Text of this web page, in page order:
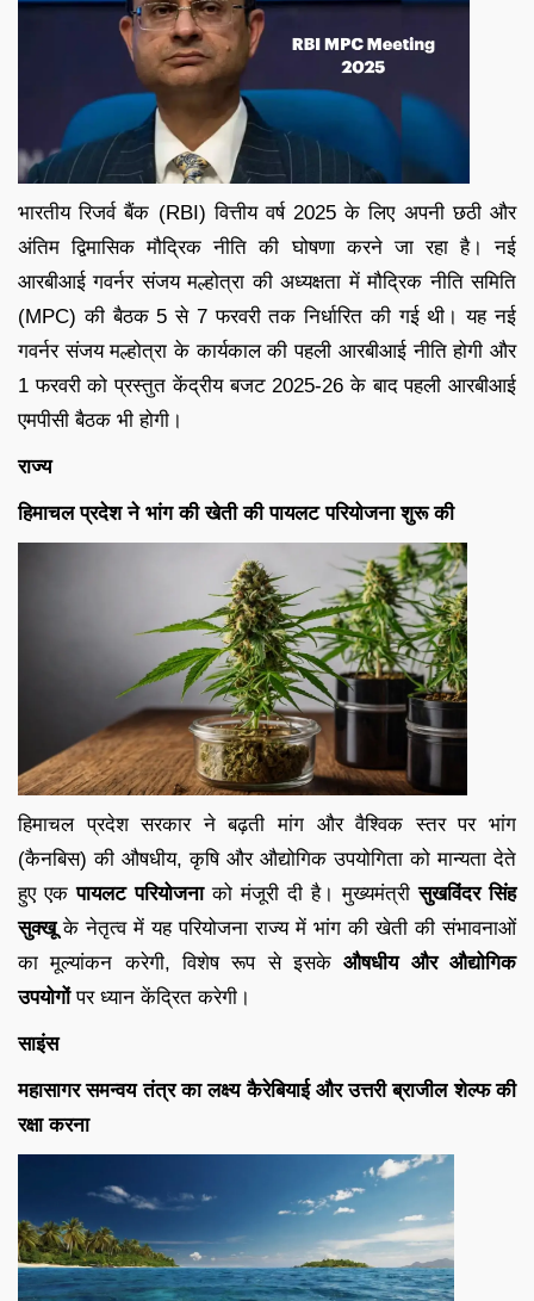
भारतीय रिजर्व बैंक (RBI) वित्तीय वर्ष 2025 के लिए अपनी छठी और
अंतिम द्विमासिक मौद्रिक नीति की घोषणा करने जा रहा है। नई
आरबीआई गवर्नर संजय मल्होत्रा की अध्यक्षता में मौद्रिक नीति समिति
(MPC) की बैठक 5 से 7 फरवरी तक निर्धारित की गई थी। यह नई
गवर्नर संजय मल्होत्रा के कार्यकाल की पहली आरबीआई नीति होगी और
1 फरवरी को प्रस्तुत केंद्रीय बजट 2025-26 के बाद पहली आरबीआई
एमपीसी बैठक भी होगी।
राज्य
हिमाचल प्रदेश ने भांग की खेती की पायलट परियोजना शुरू की
हिमाचल प्रदेश सरकार ने बढ़ती मांग और वैश्विक स्तर पर भांग
(कैनबिस) की औषधीय, कृषि और औद्योगिक उपयोगिता को मान्यता देते
हुए एकपायलट परियोजनाको मंजूरी दी है। मुख्यमंत्रीसुखविंदर सिंह
सुक्खूके नेतृत्व में यह परियोजना राज्य में भांग की खेती की संभावनाओं
का मूल्यांकन करेगी, विशेष रूप से इसकेऔषधीय और औद्योगिक
उपयोगोंपर ध्यान केंद्रित करेगी।
साइंस
महासागर समन्वय तंत्र का लक्ष्य कैरेबियाई और उत्तरी ब्राजील शेल्फ की
रक्षा करना